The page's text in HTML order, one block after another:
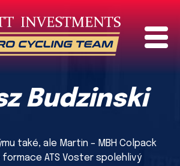
Budzinski
také, ale Martin – MBH Colpack
ATS Voster spolehlivý